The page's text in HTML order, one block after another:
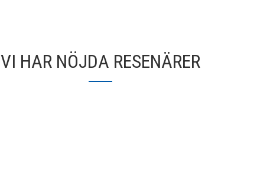
VI HAR NÖJDA RESENÄRER